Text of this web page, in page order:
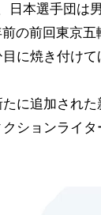
日本選手団は
の前回東京
に焼き付けて
に追加され
ションライ